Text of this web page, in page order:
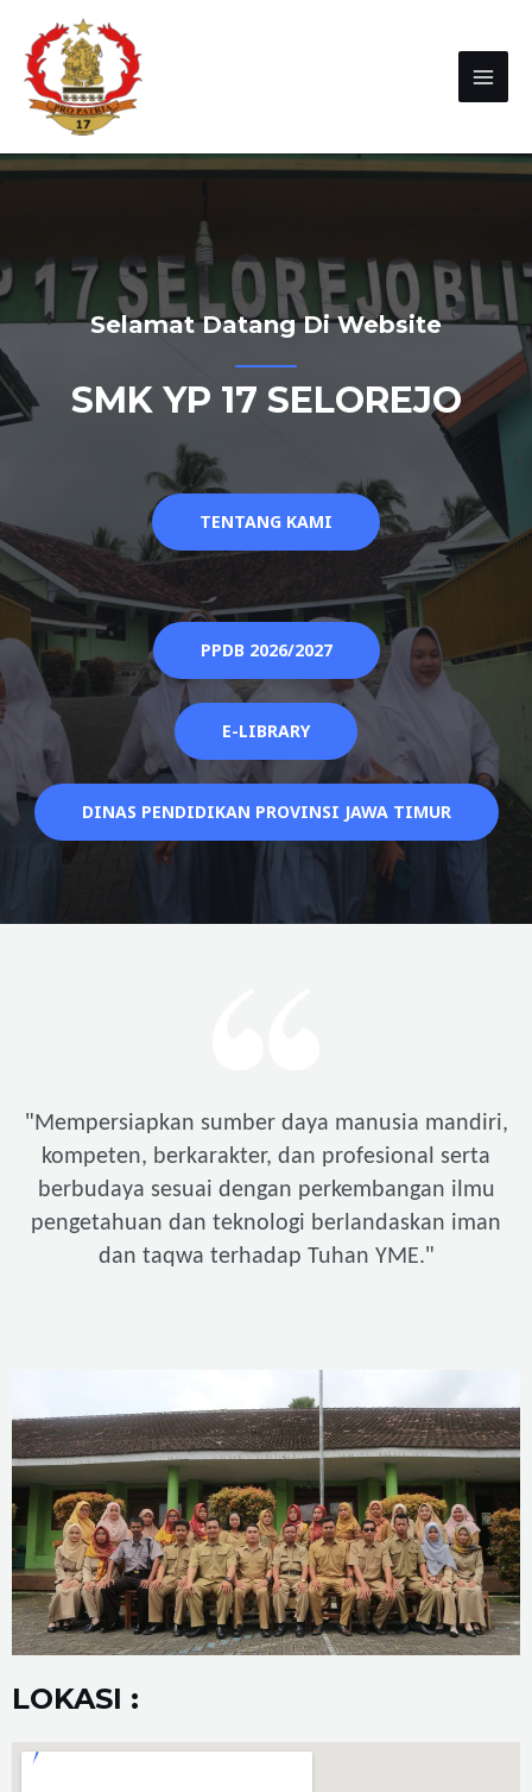
Selamat Datang Di Website
SMK YP 17 SELOREJO
TENTANG KAMI
PPDB 2026/2027
E-LIBRARY
DINAS PENDIDIKAN PROVINSI JAWA TIMUR
"Mempersiapkan sumber daya manusia mandiri,
kompeten, berkarakter, dan profesional serta
berbudaya sesuai dengan perkembangan ilmu
pengetahuan dan teknologi berlandaskan iman
dan taqwa terhadap Tuhan YME."
LOKASI :